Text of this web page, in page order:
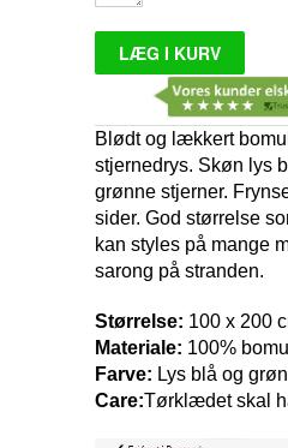
Blødt og lækkert
stjernedrys. Skøn lys
grønne stjerner.
sider. God størrelse
kan styles på mange
sarong på stranden.
Størrelse: 100 x 200
Materiale: 100%
Farve: Lys blå og
Care:Tørklædet skal